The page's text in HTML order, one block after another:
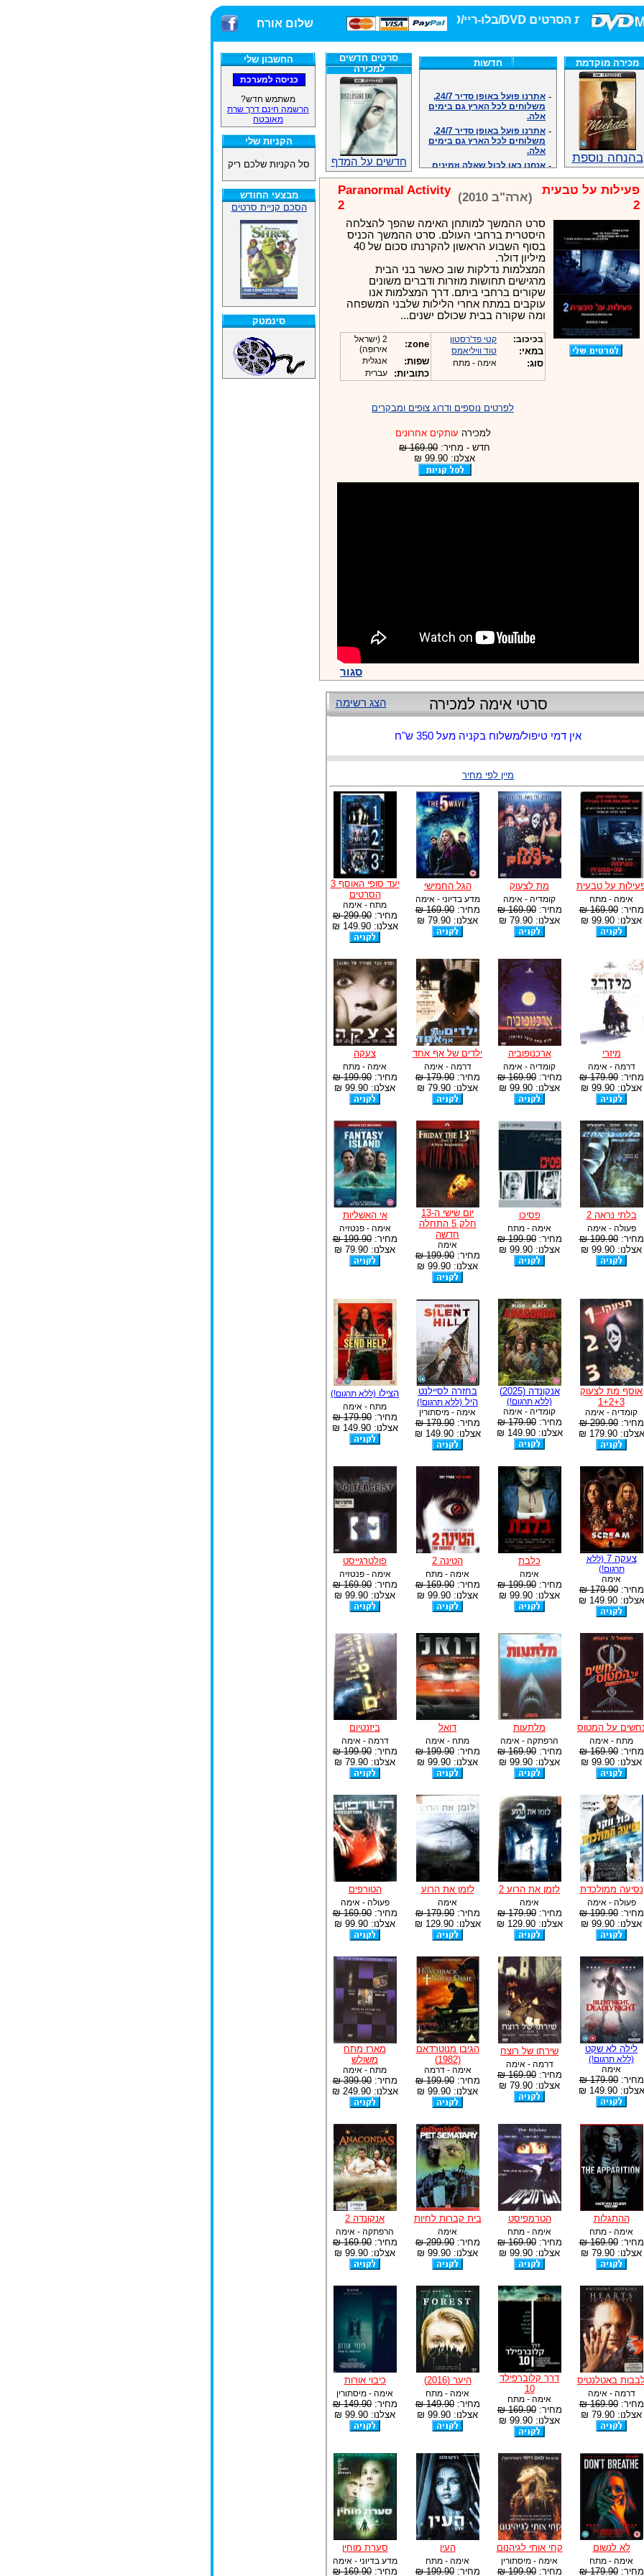
חנות הסרטים DVD/בלו-ריי/3D הגדולה ביותר! שלום אורח
החשבון שלי
משתמש חדש?
הרשמה חינם דרך שרת
מאובטח
הקניות שלי
סל הקניות שלכם ריק
מבצעי החודש
הסכם קניית סרטים
סינמטק
מכירה מוקדמת
בהנחה נוספת
חדשות
משלוחים לכל הארץ גם בימים
אלה.
משלוחים לכל הארץ גם בימים
אלה.
אנחנו כאן לכול שאלה וזמינים
במענה הטלפוני שלנו.ובמייל
.האתר לרשותכם פעיל 24/7
-מענה טלפוני: 09-7652392
צוות דיוידי מאסטר ישיר.
זמינים במייל ובטלפון. האתר
לרשותכם פעיל 24/7
צוות דיוידי מאסטר ישיר.
אנחנו כאן לכול שאלה וזמינים
במענה הטלפוני שלנו.ובמייל
.האתר לרשותכם 24/7
מענה טלפוני: 09-7652392
צוות דיוידי מאסטר ישיר.
סרטים חדשים
למכירה
חדשים על המדף
פעילות על טבעית
2
(ארה"ב 2010)
Paranormal Activity
2
סרט ההמשך למותחן האימה שהפך להצלחה
היסטרית ברחבי העולם. סרט ההמשך הכניס
בסוף השבוע הראשון להקרנתו סכום של 40
מיליון דולר.
המצלמות נדלקות שוב כאשר בני הבית
מרגישים תחושות מוזרות ודברים משונים
שקורים ברחבי ביתם. דרך המצלמות אנו
עוקבים במתח אחרי הלילות שלבני המשפחה
ומה שקורה בבית שכולם ישנים...
בכיכוב: קטי פד'רסטון
במאי: טוד וויליאמס
סוג: אימה - מתח
zone:
2 (ישראל
אירופה)
שפות: אנגלית
כתוביות: עברית
לפרטים נוספים ודרוג צופים ומבקרים
למכירה עותקים אחרונים
חדש - מחיר: 169.90 ₪
אצלנו: 99.90 ₪
סגור
הצג רשימה סרטי אימה למכירה
אין דמי טיפול/משלוח בקניה מעל 350 ש"ח
מיין לפי מחיר
על טבעית
אימה - מתח
מחיר:169.90 ₪
אצלנו: 99.90 ₪
מת לצעוק
קומדיה - אימה
מחיר:169.90 ₪
אצלנו: 79.90 ₪
הגל החמישי
מדע בדיוני - אימה
מחיר:169.90 ₪
אצלנו: 79.90 ₪
יעד סופי האוסף 3
הסרטים
מתח - אימה
מחיר:299.90 ₪
אצלנו: 149.90 ₪
מיזרי
דרמה - אימה
מחיר:179.90 ₪
אצלנו: 99.90 ₪
ארכנופוביה
קומדיה - אימה
מחיר:169.90 ₪
אצלנו: 99.90 ₪
ילדים של אף אחד
דרמה - אימה
מחיר:179.90 ₪
אצלנו: 79.90 ₪
צעקה
אימה - מתח
מחיר:199.90 ₪
אצלנו: 99.90 ₪
בלתי נראה 2
פעולה - אימה
מחיר:199.90 ₪
אצלנו: 99.90 ₪
פסיכו
אימה - מתח
מחיר:199.90 ₪
אצלנו: 99.90 ₪
יום שישי ה-13
חלק 5 התחלה
חדשה
אימה
מחיר:199.90 ₪
אצלנו: 99.90 ₪
אי האשליות
אימה - פנטזיה
מחיר:199.90 ₪
אצלנו: 79.90 ₪
אוסף מת לצעוק
1+2+3
קומדיה - אימה
מחיר:299.90 ₪
אצלנו: 179.90 ₪
אנקונדה (2025)
(ללא תרגום!)
קומדיה - אימה
מחיר:179.90 ₪
אצלנו: 149.90 ₪
בחזרה לסיילנט
היל (ללא תרגום!)
אימה - מיסתורין
מחיר:179.90 ₪
אצלנו: 149.90 ₪
הצילו (ללא תרגום!)
מתח - אימה
מחיר:179.90 ₪
אצלנו: 149.90 ₪
צעקה 7
(ללא
תרגום!)
אימה
מחיר:179.90 ₪
אצלנו: 149.90 ₪
כלבת
אימה
מחיר:199.90 ₪
אצלנו: 99.90 ₪
הטינה 2
אימה - מתח
מחיר:169.90 ₪
אצלנו: 99.90 ₪
פולטרגייסט
אימה - פנטזיה
מחיר:169.90 ₪
אצלנו: 99.90 ₪
על המטוס
מתח - אימה
מחיר:169.90 ₪
אצלנו: 99.90 ₪
מלתעות
הרפתקה - אימה
מחיר:169.90 ₪
אצלנו: 99.90 ₪
דואל
מתח - אימה
מחיר:199.90 ₪
אצלנו: 99.90 ₪
ביזנטיום
דרמה - אימה
מחיר:199.90 ₪
אצלנו: 79.90 ₪
נסיעה ממולכדת
פעולה - אימה
מחיר:199.90 ₪
אצלנו: 99.90 ₪
לזמן את הרוע 2
אימה
מחיר:179.90 ₪
אצלנו: 129.90 ₪
לזמן את הרוע
אימה
מחיר:179.90 ₪
אצלנו: 129.90 ₪
הטורפים
פעולה - אימה
מחיר:169.90 ₪
אצלנו: 99.90 ₪
לילה לא שקט
(ללא תרגום!)
אימה
מחיר:179.90 ₪
אצלנו: 149.90 ₪
שירתו של רוצח
דרמה - אימה
מחיר:169.90 ₪
אצלנו: 79.90 ₪
הגיבן מנוטרדאם
(1982)
אימה - דרמה
מחיר:199.90 ₪
אצלנו: 99.90 ₪
מארז מתח
משולש
מתח - אימה
מחיר:399.90 ₪
אצלנו: 249.90 ₪
ההתגלות
אימה - מתח
מחיר:169.90 ₪
אצלנו: 79.90 ₪
הטרמפיסט
אימה - מתח
מחיר:169.90 ₪
אצלנו: 99.90 ₪
בית קברות לחיות
אימה
מחיר:299.90 ₪
אצלנו: 99.90 ₪
אנקונדה 2
הרפתקה - אימה
מחיר:169.90 ₪
אצלנו: 99.90 ₪
באטלנטיס
דרמה - אימה
מחיר:169.90 ₪
אצלנו: 79.90 ₪
דרך קלוברפילד
10
אימה - מתח
מחיר:169.90 ₪
אצלנו: 99.90 ₪
היער (2016)
אימה - מתח
מחיר:149.90 ₪
אצלנו: 99.90 ₪
כיבוי אורות
אימה - מיסתורין
מחיר:149.90 ₪
אצלנו: 99.90 ₪
לא לנשום
אימה - מתח
מחיר:179.90 ₪
קחי אותי לגיהנום
אימה - מיסתורין
מחיר:199.90 ₪
העין
אימה - מתח
מחיר:199.90 ₪
סערת מוחין
מדע בדיוני - אימה
מחיר:169.90 ₪